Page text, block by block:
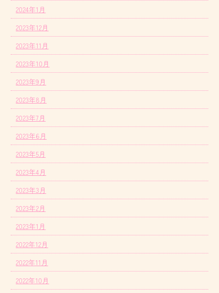
2024年1月
2023年12月
2023年11月
2023年10月
2023年9月
2023年8月
2023年7月
2023年6月
2023年5月
2023年4月
2023年3月
2023年2月
2023年1月
2022年12月
2022年11月
2022年10月